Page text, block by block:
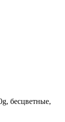
бесцветные,